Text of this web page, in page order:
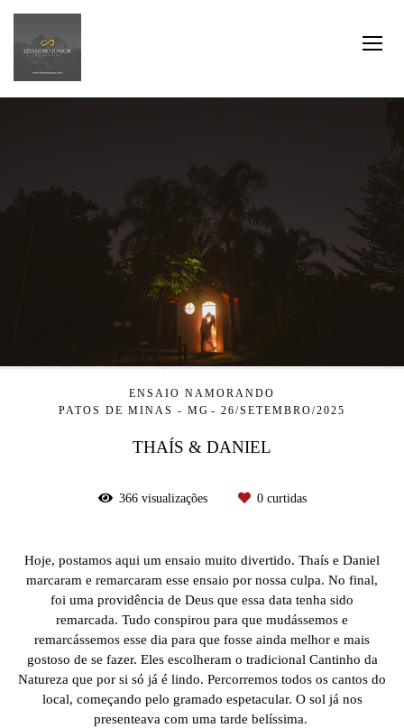
ENSAIO NAMORANDO
PATOS DE MINAS - MG
26/SETEMBRO/2025
THAÍS & DANIEL
366visualizações 0curtidas
Hoje, postamos aqui um ensaio muito divertido. Thaís e Daniel
marcaram e remarcaram esse ensaio por nossa culpa. No final,
foi uma providência de Deus que essa data tenha sido
remarcada. Tudo conspirou para que mudássemos e
remarcássemos esse dia para que fosse ainda melhor e mais
gostoso de se fazer. Eles escolheram o tradicional Cantinho da
Natureza que por si só já é lindo. Percorremos todos os cantos do
local, começando pelo gramado espetacular. O sol já nos
presenteava com uma tarde belíssima.